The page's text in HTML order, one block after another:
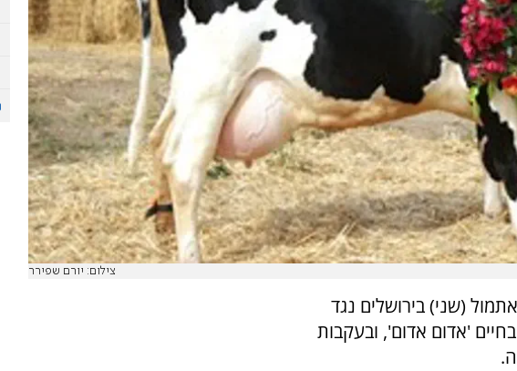
צילום: יורם שפירר
(שני) בירושלים נגד
'אדום אדום', ובעקבות